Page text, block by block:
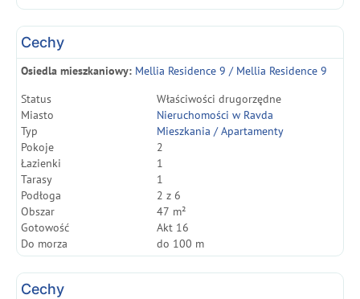
Cechy
Osiedla mieszkaniowy: Mellia Residence 9 / Mellia Residence 9
Status
Właściwości drugorzędne
Miasto
Nieruchomości w Ravda
Typ
Mieszkania / Apartamenty
Pokoje
2
Łazienki
1
Tarasy
1
Podłoga
2 z 6
Obszar
47 m²
Gotowość
Akt 16
Do morza
do 100 m
Cechy